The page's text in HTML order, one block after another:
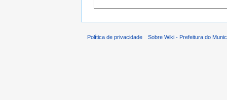
Política de privacidade Sobre Wiki - Prefeitura do